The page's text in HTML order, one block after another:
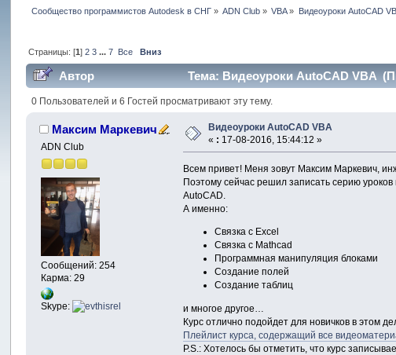
Сообщество программистов Autodesk в СНГ» ADN Club » VBA» Видеоуроки AutoCAD
Страницы: [1] 2 3 ... 7 Все Вниз
Автор Тема: Видеоуроки AutoCAD VBA
0 Пользователей и 6 Гостей просматривают эту тему.
Максим Маркевич
ADN Club
Сообщений: 254
Карма: 29
Skype:
Видеоуроки AutoCAD VBA
« : 17-08-2016, 15:44:12 »
Всем привет! Меня зовут Максим Маркевич,
Поэтому сейчас решил записать серию
AutoCAD.
А именно:
Связка с Excel
Связка с Mathcad
Программная манипуляция блоками
Создание полей
Создание таблиц
и многое другое…
Курс отлично подойдет для новичков в этом
Плейлист курса, содержащий все
P.S.: Хотелось бы отметить, что курс